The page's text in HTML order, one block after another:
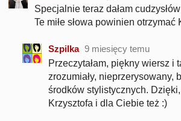
Specjalnie teraz dałam
Te miłe słowa powinien otrzymać
Szpilka 9 miesięcy temu
Przeczytałam, piękny wiersz i
zrozumiały, nieprzerysowany,
środków stylistycznych.
Krzysztofa i dla Ciebie też :)